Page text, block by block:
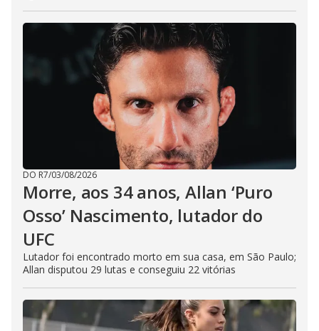
DO R7/03/08/2026
Morre, aos 34 anos, Allan ‘Puro
Osso’ Nascimento, lutador do
UFC
Lutador foi encontrado morto em sua casa, em São Paulo;
Allan disputou 29 lutas e conseguiu 22 vitórias